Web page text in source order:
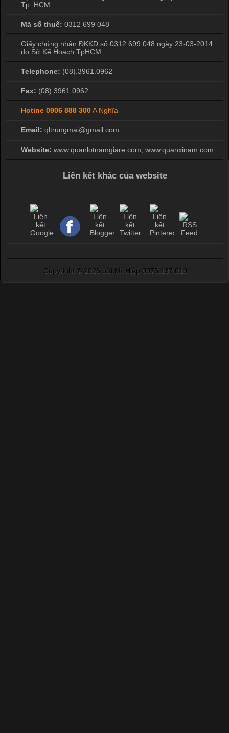
Tp. HCM
Mã số thuế: 0312 699 048
Giấy chứng nhận ĐKKD số 0312 699 048 ngày 23-03-2014
do Sở Kế Hoạch TpHCM
Telephone: (08).3961.0962
Fax: (08).3961.0962
Hotine 0906 888 300A Nghĩa
Email: qltrungmai@gmail.com
Website: www.quanlotnamgiare.com, www.quanxinam.com
Liên kết khác của website
Copyright © 2026 bởi Mr Hiệp 0976.137.019